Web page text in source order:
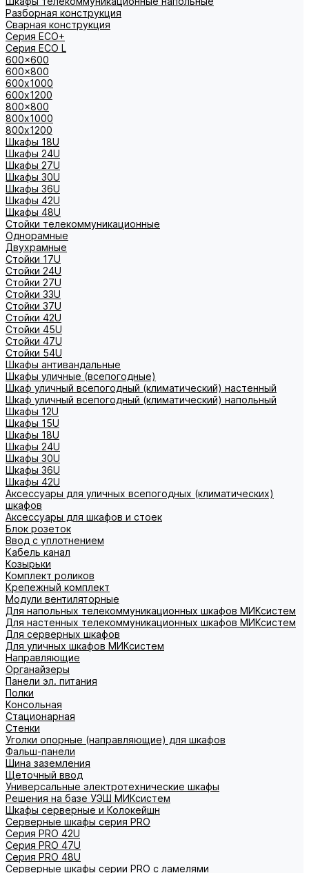
Разборная конструкция
Сварная конструкция
Серия ECO+
Серия ECO L
600x600
600x800
600х1000
600х1200
800x800
800х1000
800х1200
Шкафы 18U
Шкафы 24U
Шкафы 27U
Шкафы 30U
Шкафы 36U
Шкафы 42U
Шкафы 48U
Стойки телекоммуникационные
Однорамные
Двухрамные
Стойки 17U
Стойки 24U
Стойки 27U
Стойки 33U
Стойки 37U
Стойки 42U
Стойки 45U
Стойки 47U
Стойки 54U
Шкафы антивандальные
Шкафы уличные (всепогодные)
Шкаф уличный всепогодный (климатический) настенный
Шкаф уличный всепогодный (климатический) напольный
Шкафы 12U
Шкафы 15U
Шкафы 18U
Шкафы 24U
Шкафы 30U
Шкафы 36U
Шкафы 42U
Аксессуары для уличных всепогодных (климатических)
шкафов
Аксессуары для шкафов и стоек
Блок розеток
Ввод с уплотнением
Кабель канал
Козырьки
Комплект роликов
Крепежный комплект
Модули вентиляторные
Для напольных телекоммуникационных шкафов МИКсистем
Для настенных телекоммуникационных шкафов МИКсистем
Для серверных шкафов
Для уличных шкафов МИКсистем
Направляющие
Органайзеры
Панели эл. питания
Полки
Консольная
Стационарная
Стенки
Уголки опорные (направляющие) для шкафов
Фальш-панели
Шина заземления
Щеточный ввод
Универсальные электротехнические шкафы
Решения на базе УЭШ МИКсистем
Шкафы серверные и Колокейшн
Серверные шкафы серия PRO
Серия PRO 42U
Серия PRO 47U
Серия PRO 48U
Серверные шкафы серии PRO с ламелями